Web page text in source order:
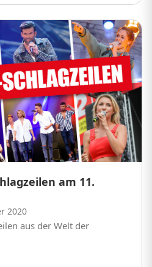
am 11.
2020
aus der Welt der